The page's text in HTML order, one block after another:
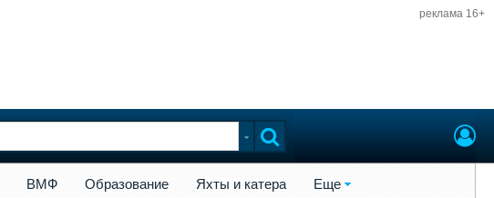
реклама 16+
ВМФ Образование Яхты и катера Еще